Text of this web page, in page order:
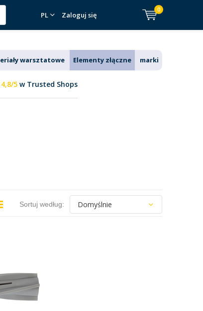
PL Zaloguj się
0
warsztatowe Elementy złączne marki
5 w Trusted Shops
Sortuj według: